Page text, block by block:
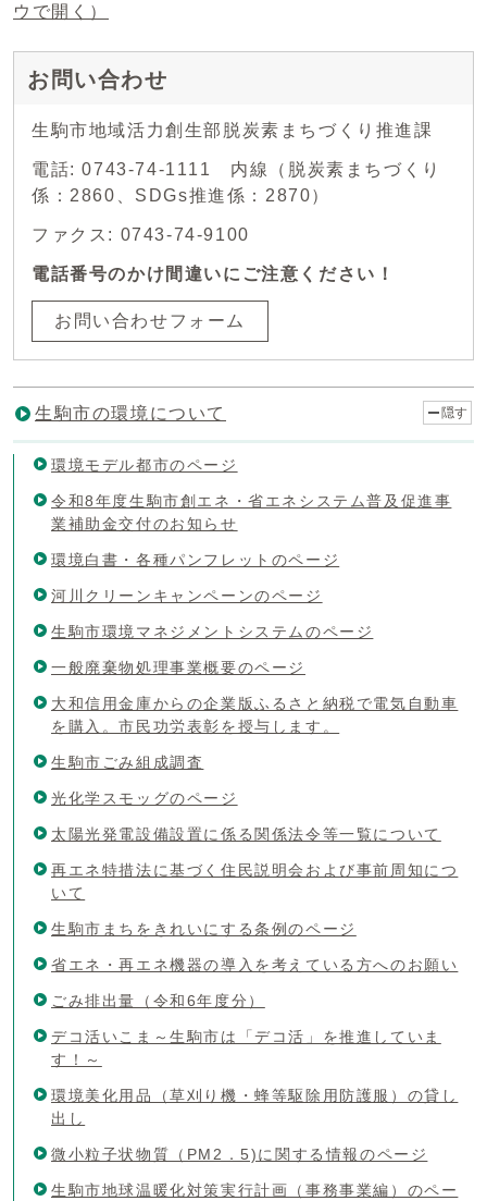
ウで開く）
お問い合わせ
生駒市地域活力創生部脱炭素まちづくり推進課
電話: 0743-74-1111 内線（脱炭素まちづくり
係：2860、SDGs推進係：2870）
ファクス: 0743-74-9100
電話番号のかけ間違いにご注意ください！
お問い合わせフォーム
生駒市の環境について 隠す
環境モデル都市のページ
令和8年度生駒市創エネ・省エネシステム普及促進事
業補助金交付のお知らせ
環境白書・各種パンフレットのページ
河川クリーンキャンペーンのページ
生駒市環境マネジメントシステムのページ
一般廃棄物処理事業概要のページ
大和信用金庫からの企業版ふるさと納税で電気自動車
を購入。市民功労表彰を授与します。
生駒市ごみ組成調査
光化学スモッグのページ
太陽光発電設備設置に係る関係法令等一覧について
再エネ特措法に基づく住民説明会および事前周知につ
いて
生駒市まちをきれいにする条例のページ
省エネ・再エネ機器の導入を考えている方へのお願い
ごみ排出量（令和6年度分）
デコ活いこま～生駒市は「デコ活」を推進していま
す！～
環境美化用品（草刈り機・蜂等駆除用防護服）の貸し
出し
微小粒子状物質（PM2．5)に関する情報のページ
生駒市地球温暖化対策実行計画（事務事業編）のペー